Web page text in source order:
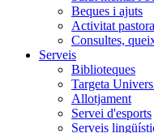
Beques i ajuts
Activitat
Consultes,
Serveis
Biblioteques
Targeta
Allotjament
Servei d'esports
Serveis